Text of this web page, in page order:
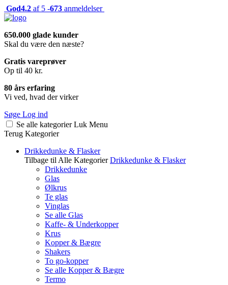
God4.2 af 5 -673 anmeldelser
650.000 glade kunder
Skal du være den næste?
Gratis vareprøver
Op til 40 kr.
80 års erfaring
Vi ved, hvad der virker
Søge Log ind
Se alle kategorier Luk Menu
Terug Kategorier
Drikkedunke & Flasker
Tilbage til Alle Kategorier Drikkedunke & Flasker
Drikkedunke
Glas
Ølkrus
Te glas
Vinglas
Se alle Glas
Kaffe- & Underkopper
Krus
Kopper & Bægre
Shakers
To go-kopper
Se alle Kopper & Bægre
Termo